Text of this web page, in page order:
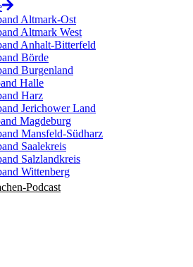
Altmark-Ost
Altmark West
Anhalt-Bitterfeld
Börde
Burgenland
Halle
Harz
Jerichower Land
Magdeburg
Mansfeld-Südharz
Saalekreis
Salzlandkreis
Wittenberg
Podcast